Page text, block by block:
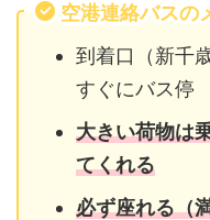
空港連絡バスの
到着口（新千
すぐにバス停
大きい荷物は
てくれる
必ず座れる（